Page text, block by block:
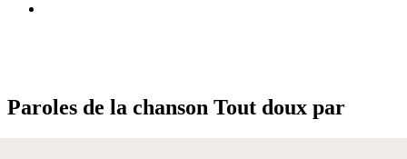
Paroles de la chanson Tout doux par